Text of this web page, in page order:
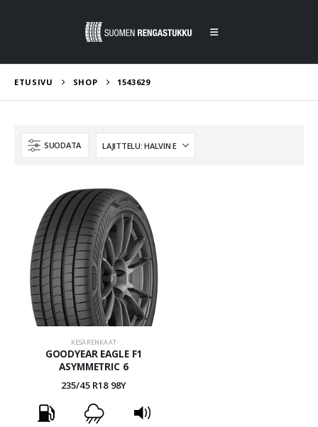
ETUSIVU SHOP 1543629
SUODATA
KESÄRENKAAT
GOODYEAR EAGLE F1
ASYMMETRIC 6
235/45 R18 98Y